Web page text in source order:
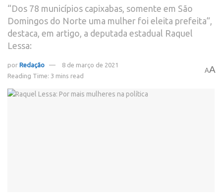
“Dos 78 municípios capixabas, somente em São
Domingos do Norte uma mulher foi eleita prefeita”,
destaca, em artigo, a deputada estadual Raquel
Lessa:
por Redação
8 de março de 2021
Reading Time: 3 mins read
AA